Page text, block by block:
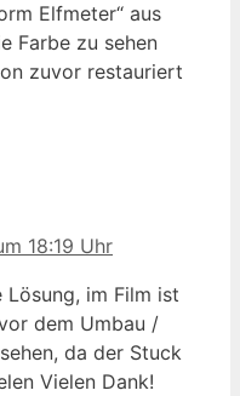
Elfmeter“ aus
Farbe zu sehen
zuvor restauriert
18:19 Uhr
Lösung, im Film ist
dem Umbau /
da der Stuck
Vielen Dank!